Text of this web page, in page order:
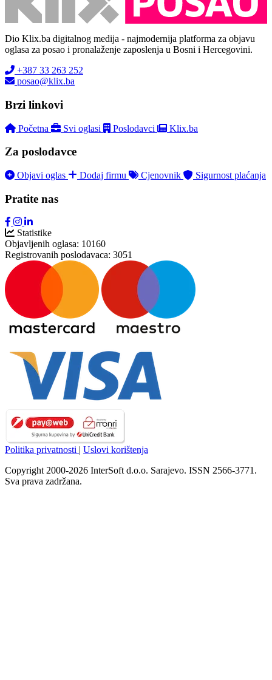
Dio Klix.ba digitalnog medija - najmodernija platforma za objavu
oglasa za posao i pronalaženje zaposlenja u Bosni i Hercegovini.
+387 33 263 252
posao@klix.ba
Brzi linkovi
Početna Svi oglasi Poslodavci Klix.ba
Za poslodavce
Objavi oglas Dodaj firmu Cjenovnik Sigurnost plaćanja
Pratite nas
Statistike
Objavljenih oglasa: 10160
Registrovanih poslodavaca: 3051
Politika privatnosti
Uslovi korištenja
Copyright 2000-2026 InterSoft d.o.o. Sarajevo. ISSN 2566-3771.
Sva prava zadržana.